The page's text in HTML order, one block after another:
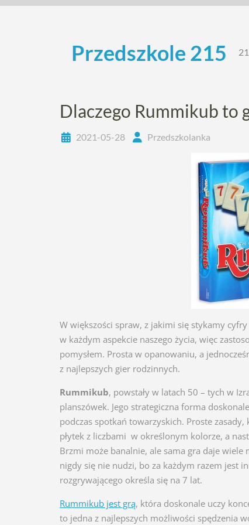
Skip
Przedszkole 215
Dlaczego Rummikub to
2021-05-28 Przedszkolanka
W większości spraw, z jakimi się stykamy
w każdym aspekcie naszego życia, więc
pomysłem. Prosta w opanowaniu, a
z najlepszych gier rodzinnych.
Rummikub, powstały w latach 50 – tych w
planszówek. Jego strategiczna forma
podczas spotkań towarzyskich. Proste
płytek z liczbami w określonym kolorze, a
Brzmi może banalnie, ale sama gra daje
nigdy się nie nudzi, bo za każdym razem jest
rozgrywającego określa się na 7 lat.
Rummikub jest grą, która doskonale uczy
to jedna z najlepszych możliwości spędzenia